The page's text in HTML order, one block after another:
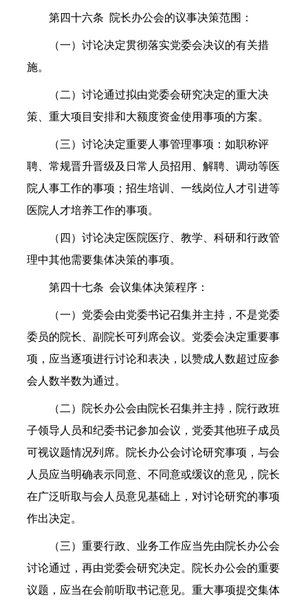
第四十六条 院长办公会的议事决策范围：
（一）讨论决定贯彻落实党委会决议的有关措
施。
（二）讨论通过拟由党委会研究决定的重大决
策、重大项目安排和大额度资金使用事项的方案。
（三）讨论决定重要人事管理事项：如职称评
聘、常规晋升晋级及日常人员招用、解聘、调动等医
院人事工作的事项；招生培训、一线岗位人才引进等
医院人才培养工作的事项。
（四）讨论决定医院医疗、教学、科研和行政管
理中其他需要集体决策的事项。
第四十七条 会议集体决策程序：
（一）党委会由党委书记召集并主持，不是党委
委员的院长、副院长可列席会议。党委会决定重要事
项，应当逐项进行讨论和表决，以赞成人数超过应参
会人数半数为通过。
（二）院长办公会由院长召集并主持，院行政班
子领导人员和纪委书记参加会议，党委其他班子成员
可视议题情况列席。院长办公会讨论研究事项，与会
人员应当明确表示同意、不同意或缓议的意见，院长
在广泛听取与会人员意见基础上，对讨论研究的事项
作出决定。
（三）重要行政、业务工作应当先由院长办公会
讨论通过，再由党委会研究决定。院长办公会的重要
议题，应当在会前听取书记意见。重大事项提交集体